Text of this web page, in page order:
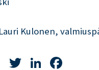
Kulonen,
TwitterLinkedIn